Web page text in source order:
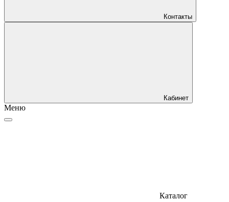
Контакты
Кабинет
Меню
Каталог